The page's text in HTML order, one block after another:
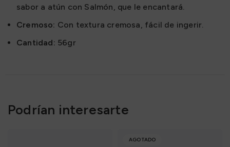
sabor a atún con Salmón, que le encantará.
Cremoso: Con textura cremosa, fácil de ingerir.
Cantidad: 56gr
Podrían interesarte
AGOTADO